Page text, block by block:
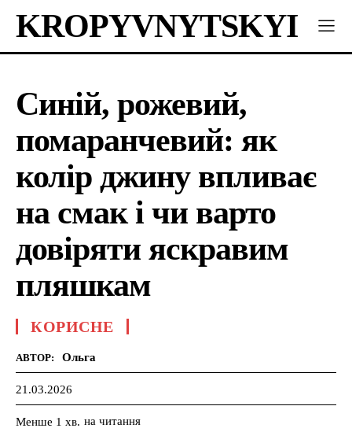
KROPYVNYTSKYI
Синій, рожевий,
помаранчевий: як
колір джину впливає
на смак і чи варто
довіряти яскравим
пляшкам
КОРИСНЕ
АВТОР: Ольга
21.03.2026
Менше 1 хв. на читання